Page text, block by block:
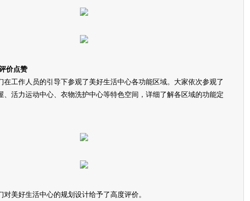
价点赞
在工作人员的引导下参观了美好生活中心各功能区域。大家依次参观了
、活力运动中心、衣物洗护中心等特色空间，详细了解各区域的功能定
美好生活中心的规划设计给予了高度评价。